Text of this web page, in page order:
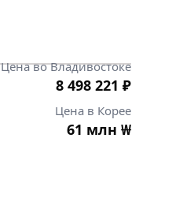
Цена во Владивостоке
8 498 221 ₽
Цена в Корее
61 млн ₩